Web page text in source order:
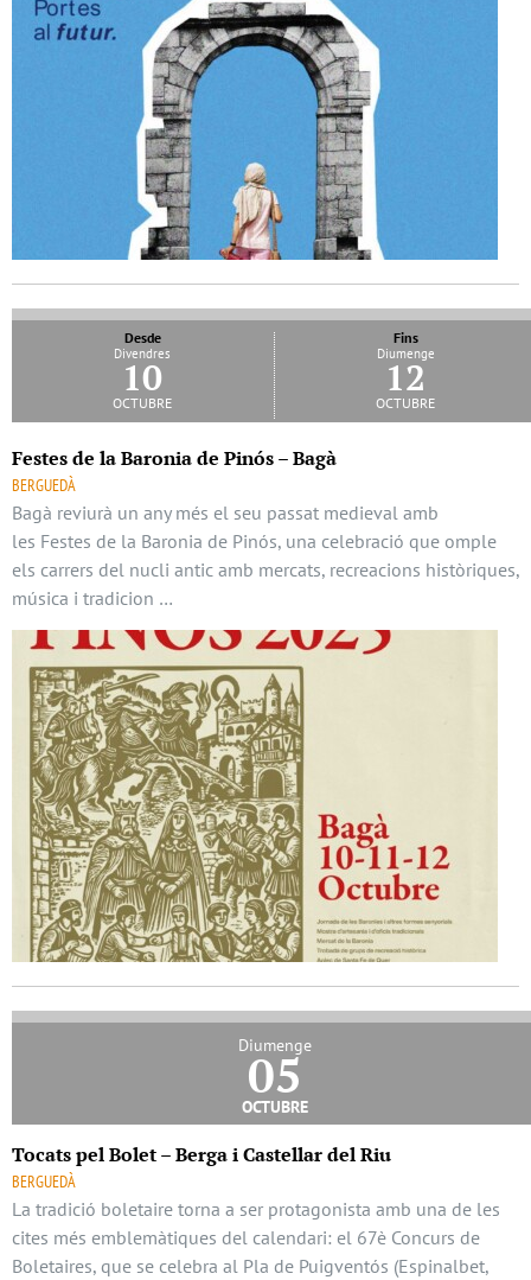
Desde
Divendres
10
octubre
Fins
Diumenge
12
octubre
Festes de la Baronia de Pinós – Bagà
BERGUEDÀ
Bagà reviurà un any més el seu passat medieval amb
les Festes de la Baronia de Pinós, una celebració que omple
els carrers del nucli antic amb mercats, recreacions històriques,
música i tradicion …
Diumenge
05
octubre
Tocats pel Bolet – Berga i Castellar del Riu
BERGUEDÀ
La tradició boletaire torna a ser protagonista amb una de les
cites més emblemàtiques del calendari: el 67è Concurs de
Boletaires, que se celebra al Pla de Puigventós (Espinalbet,